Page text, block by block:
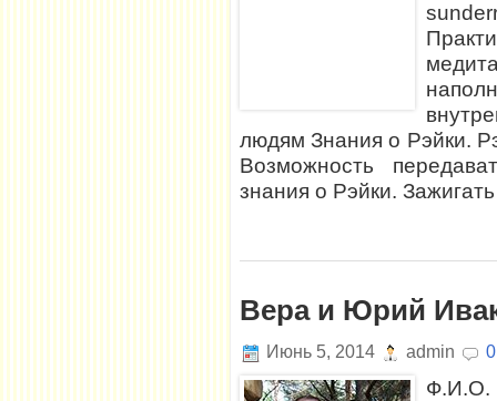
людям Знания о Рэйки.
Возможность
знания о Рэйки.
Вера и Юрий
Июнь 5, 2014 admin